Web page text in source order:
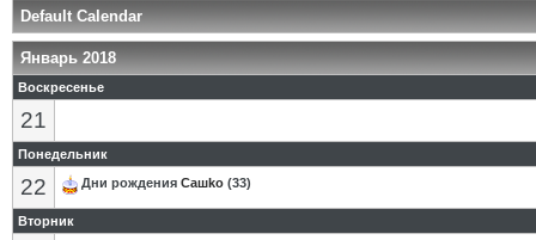
Default Calendar
Январь 2018
Воскресенье
21
Понедельник
22 Дни рождения Сашkо (33)
Вторник